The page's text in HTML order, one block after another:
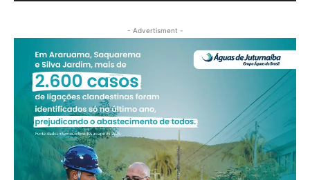
- Advertisment -